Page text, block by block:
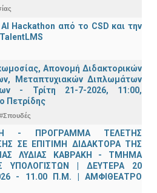
Hackathon από το CSD και την
Απονομή Διδακτορικών
Μεταπτυχιακών Διπλωμάτων
- Τρίτη 21-7-2026, 11:00,
Πετρίδης
#Σπουδές
- ΠΡΟΓΡΑΜΜΑ ΤΕΛΕΤΗΣ
ΣΕ ΕΠΙΤΙΜΗ ΔΙΔΑΚΤΟΡΑ ΤΗΣ
ΛΥΔΙΑΣ ΚΑΒΡΑΚΗ - ΤΜΗΜΑ
ΥΠΟΛΟΓΙΣΤΩΝ | ΔΕΥΤΕΡΑ 20
- 11.00 Π.Μ. | ΑΜΦΙΘΕΑΤΡΟ